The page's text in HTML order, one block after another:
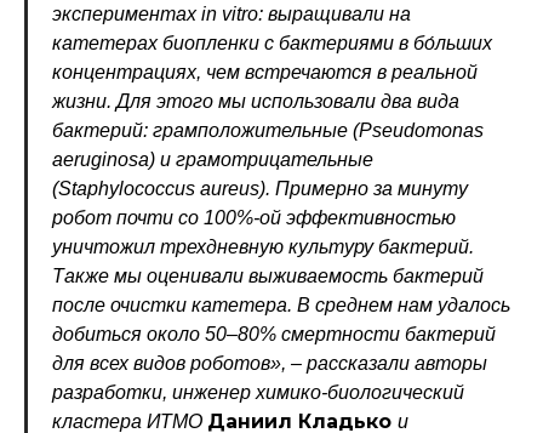
экспериментах in vitro: выращивали на
катетерах биопленки с бактериями в бо́льших
концентрациях, чем встречаются в реальной
жизни. Для этого мы использовали два вида
бактерий: грамположительные (Pseudomonas
aeruginosa) и грамотрицательные
(Staphylococcus aureus). Примерно за минуту
робот почти со 100%-ой эффективностью
уничтожил трехдневную культуру бактерий.
Также мы оценивали выживаемость бактерий
после очистки катетера. В среднем нам удалось
добиться около 50–80% смертности бактерий
для всех видов роботов», – рассказали авторы
разработки, инженер химико-биологический
кластера ИТМО Даниил Кладько и